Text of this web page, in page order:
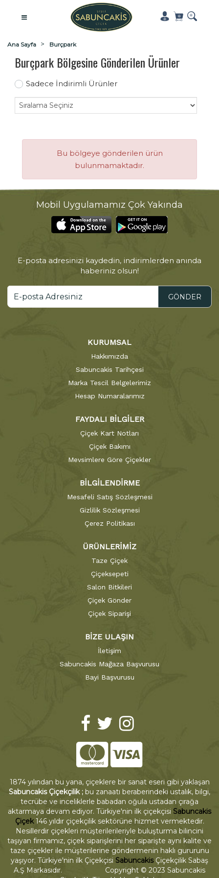
Ana Sayfa Burçpark
Burçpark Bölgesine Gönderilen Ürünler
Sadece İndirimli Ürünler
Bu bölgeye gönderilen ürün
bulunmamaktadır.
Mobil Uygulamamız Çok Yakında
E-posta adresinizi kaydedin, indirimlerden anında
haberiniz olsun!
GÖNDER
KURUMSAL
Hakkımızda
Sabuncakis Tarihçesi
Marka Tescil Belgelerimiz
Hesap Numaralarımız
FAYDALI BİLGİLER
Çiçek Kart Notları
Çiçek Bakımı
Mevsimlere Göre Çiçekler
BİLGİLENDİRME
Mesafeli Satış Sözleşmesi
Gizlilik Sözleşmesi
Çerez Politikası
ÜRÜNLERİMİZ
Taze Çiçek
Çiçeksepeti
Salon Bitkileri
Çiçek Gönder
Çiçek Siparişi
BİZE ULAŞIN
İletişim
Sabuncakis Mağaza Başvurusu
Bayi Başvurusu
1874 yılından bu yana, çiçeklere bir sanat eseri gibi yaklaşan
Sabuncakis Çiçekçilik ; bu zanaatı beraberindeki ustalık, bilgi,
tecrübe ve inceliklerle babadan oğula ustadan çırağa
aktarmaya devam ediyor. Türkiye'nin ilk çiçekçisi Sabuncakis
Çiçek146 yıldır çiçekçilik sektörüne hizmet vermektedir.
Nesillerdir çiçekleri müşterilerileriyle buluşturma bilincini
taşıyan firmamız, çiçek siparişlerini her siparişte aynı kalite ve
taze çiçekler ile müşterilerine göndermenin haklı gururunu
yaşıyor. Türkiye'nin ilk Çiçekçisi SabuncakisÇiçekçilik Sabaş
A.Ş Markasıdır. Copyright © 2023 Sabuncakis